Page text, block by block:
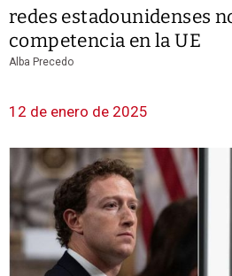
redes estadounidenses
competencia en la UE
Alba Precedo
12 de enero de 2025